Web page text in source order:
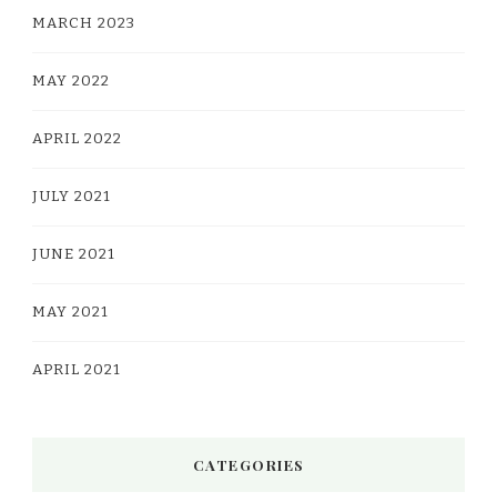
MARCH 2023
MAY 2022
APRIL 2022
JULY 2021
JUNE 2021
MAY 2021
APRIL 2021
CATEGORIES